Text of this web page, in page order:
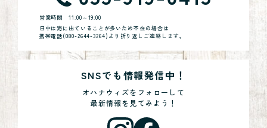
営業時間11:00～19:00
日中は海に出ていることが多いため不在の場合は
携帯電話(080-2644-3264)より折り返しご連絡します。
SNSでも情報発信中！
オハナウィズをフォローして
最新情報を見てみよう！